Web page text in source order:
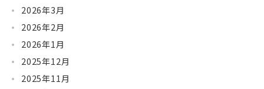
2026年3月
2026年2月
2026年1月
2025年12月
2025年11月